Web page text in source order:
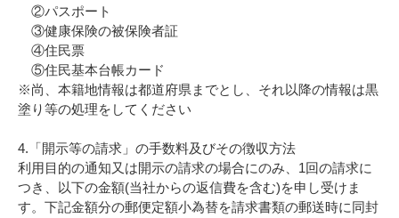
②パスポート
③健康保険の被保険者証
④住民票
⑤住民基本台帳カード
※尚、本籍地情報は都道府県までとし、それ以降の情報は黒
塗り等の処理をしてください
4.「開示等の請求」の手数料及びその徴収方法
利用目的の通知又は開示の請求の場合にのみ、1回の請求に
つき、以下の金額(当社からの返信費を含む)を申し受けま
す。下記金額分の郵便定額小為替を請求書類の郵送時に同封